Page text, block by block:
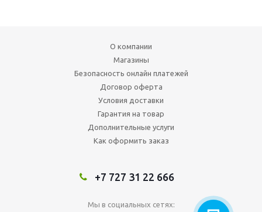
О компании
Магазины
Безопасность онлайн платежей
Договор оферта
Условия доставки
Гарантия на товар
Дополнительные услуги
Как оформить заказ
+7 727 31 22 666
Мы в социальных сетях: